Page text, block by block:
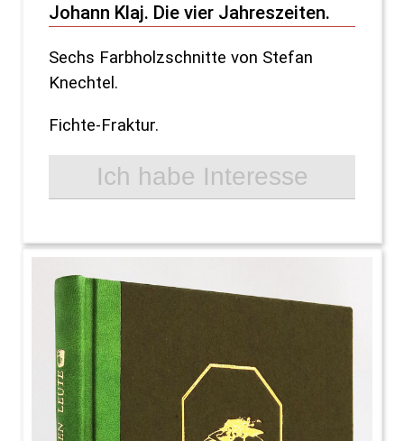
Johann Klaj. Die vier Jahreszeiten.
Sechs Farbholzschnitte von Stefan
Knechtel.
Fichte-Fraktur.